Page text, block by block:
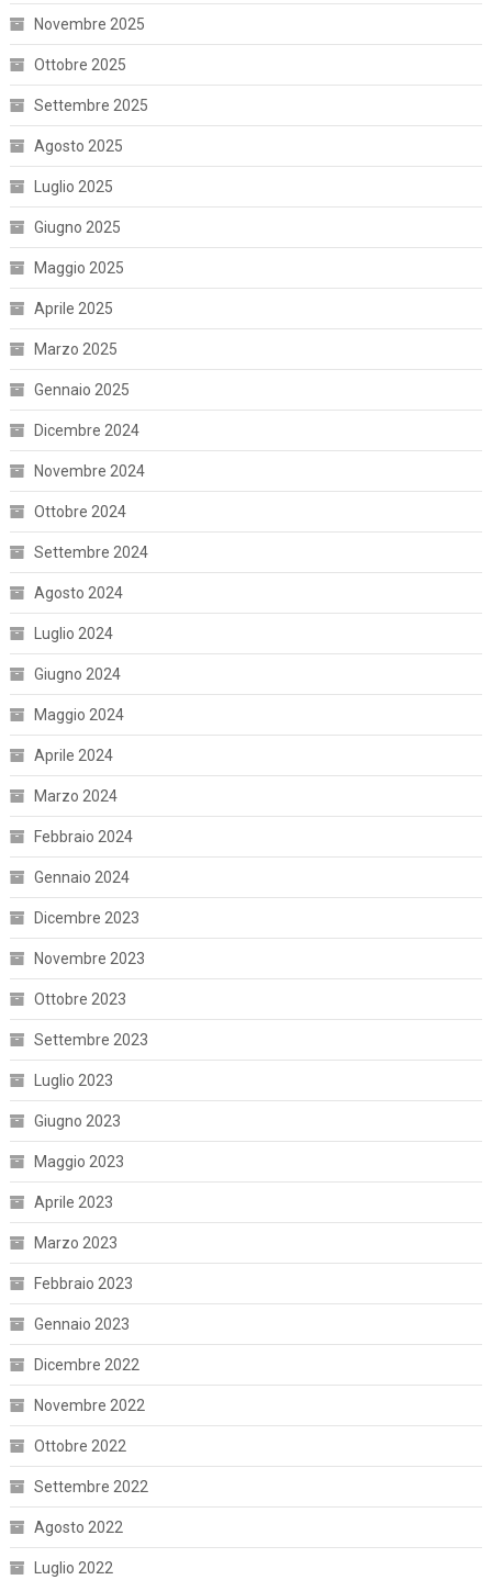
Novembre 2025
Ottobre 2025
Settembre 2025
Agosto 2025
Luglio 2025
Giugno 2025
Maggio 2025
Aprile 2025
Marzo 2025
Gennaio 2025
Dicembre 2024
Novembre 2024
Ottobre 2024
Settembre 2024
Agosto 2024
Luglio 2024
Giugno 2024
Maggio 2024
Aprile 2024
Marzo 2024
Febbraio 2024
Gennaio 2024
Dicembre 2023
Novembre 2023
Ottobre 2023
Settembre 2023
Luglio 2023
Giugno 2023
Maggio 2023
Aprile 2023
Marzo 2023
Febbraio 2023
Gennaio 2023
Dicembre 2022
Novembre 2022
Ottobre 2022
Settembre 2022
Agosto 2022
Luglio 2022